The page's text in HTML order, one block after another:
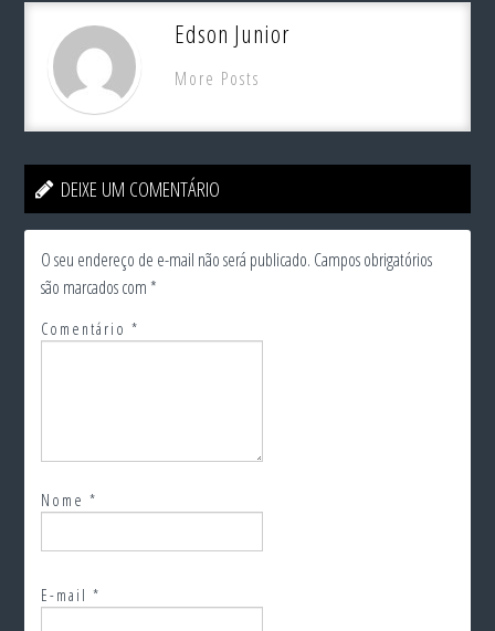
Edson Junior
More Posts
DEIXE UM COMENTÁRIO
O seu endereço de e-mail não será publicado. Campos obrigatórios
são marcados com *
Comentário*
Nome*
E-mail*